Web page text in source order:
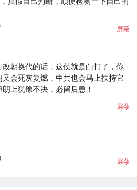
屏蔽
朝换代的话，这仗就是白打了，你
会死灰复燃，中共也会马上扶持它
上犹豫不决，必留后患！
屏蔽
屏蔽